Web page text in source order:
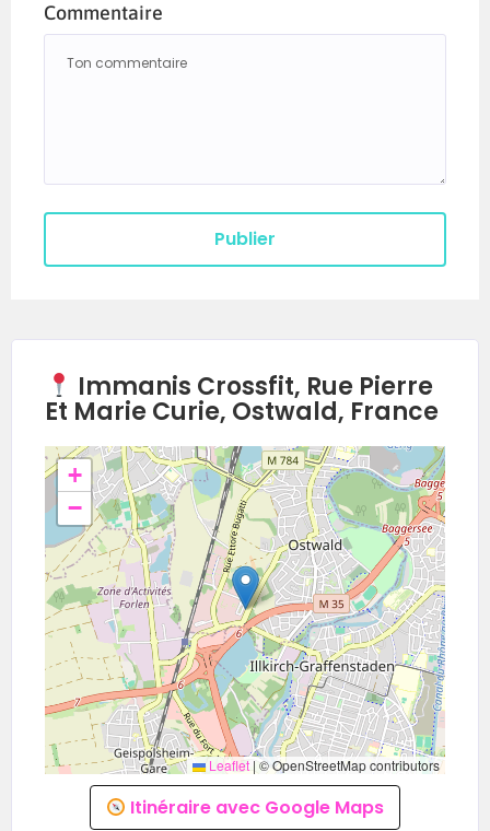
Commentaire
Immanis Crossfit, Rue Pierre
Et Marie Curie, Ostwald, France
+
−
Leaflet | © OpenStreetMap contributors
Itinéraire avec Google Maps